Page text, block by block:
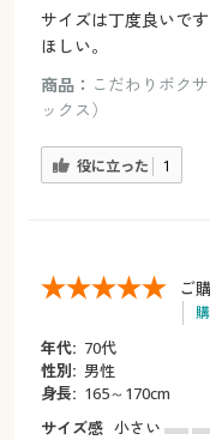
サイズは丁度良いで
ほしい。
商品： こだわりボク
ックス）
役に立った 1
ご
年代: 70代
性別: 男性
身長: 165～170cm
サイズ感 小さい